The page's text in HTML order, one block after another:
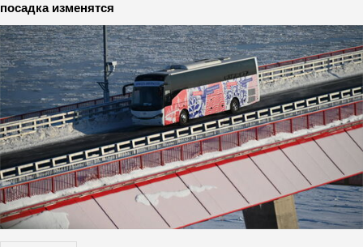
посадка изменятся